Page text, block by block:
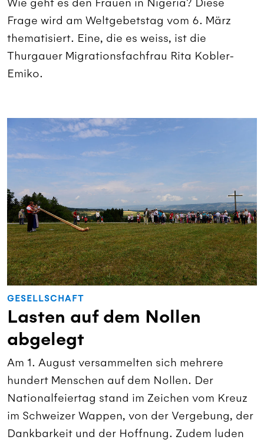
Frage wird am Weltgebetstag vom 6. März
thematisiert. Eine, die es weiss, ist die
Thurgauer Migrationsfachfrau Rita Kobler-
Emiko.
GESELLSCHAFT
Lasten auf dem Nollen
abgelegt
Am 1. August versammelten sich mehrere
hundert Menschen auf dem Nollen. Der
Nationalfeiertag stand im Zeichen vom Kreuz
im Schweizer Wappen, von der Vergebung, der
Dankbarkeit und der Hoffnung. Zudem luden